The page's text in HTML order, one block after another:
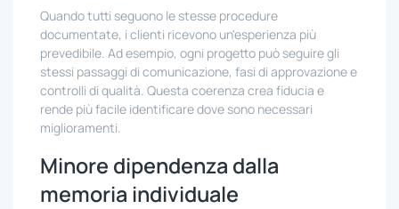
Quando tutti seguono le stesse procedure
documentate, i clienti ricevono un'esperienza più
prevedibile. Ad esempio, ogni progetto può seguire gli
stessi passaggi di comunicazione, fasi di approvazione e
controlli di qualità. Questa coerenza crea fiducia e
rende più facile identificare dove sono necessari
miglioramenti.
Minore dipendenza dalla
memoria individuale